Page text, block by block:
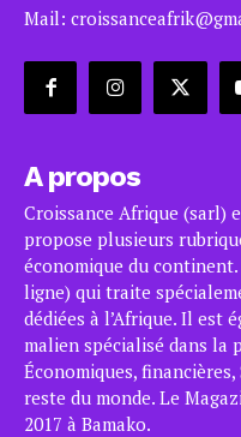
Mail:
A propos
Croissance Afrique (sarl)
propose plusieurs
économique du
ligne) qui traite
dédiées à l’Afrique. Il est
malien spécialisé dans la
Économiques,
reste du monde. Le
2017 à Bamako.